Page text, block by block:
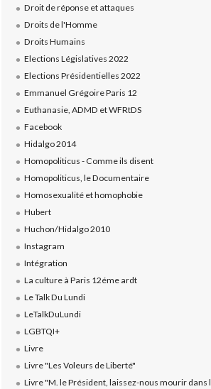
Droit de réponse et attaques
Droits de l'Homme
Droits Humains
Elections Législatives 2022
Elections Présidentielles 2022
Emmanuel Grégoire Paris 12
Euthanasie, ADMD et WFRtDS
Facebook
Hidalgo 2014
Homopoliticus - Comme ils disent
Homopoliticus, le Documentaire
Homosexualité et homophobie
Hubert
Huchon/Hidalgo 2010
Instagram
Intégration
La culture à Paris 12éme ardt
Le Talk Du Lundi
LeTalkDuLundi
LGBTQI+
Livre
Livre "Les Voleurs de Liberté"
Livre "M. le Président, laissez-nous mourir dans l